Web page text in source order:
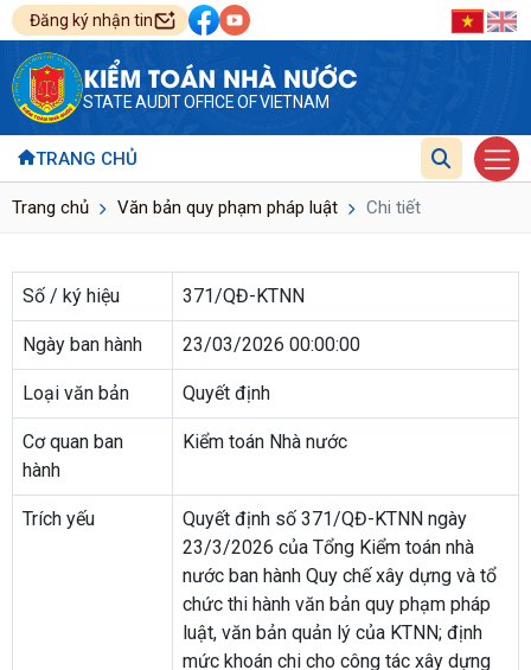
Đăng ký nhận tin
KIỂM TOÁN NHÀ NƯỚC
STATE AUDIT OFFICE OF VIETNAM
TRANG CHỦ
Trang chủ Văn bản quy phạm pháp luật Chi tiết
Số / ký hiệu 371/QĐ-KTNN
Ngày ban hành 23/03/2026 00:00:00
Loại văn bản Quyết định
Cơ quan ban
hành
Kiểm toán Nhà nước
Trích yếu
Quyết định số 371/QĐ-KTNN ngày
23/3/2026 của Tổng Kiểm toán nhà
nước ban hành Quy chế xây dựng và tổ
chức thi hành văn bản quy phạm pháp
luật, văn bản quản lý của KTNN; định
mức khoán chi cho công tác xây dựng